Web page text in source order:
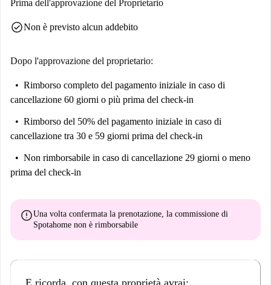
Prima dell'approvazione del Proprietario
check_circleNon è previsto alcun addebito
Dopo l'approvazione del proprietario:
Rimborso completo del pagamento iniziale in caso di
cancellazione 60 giorni o più prima del check-in
Rimborso del 50% del pagamento iniziale in caso di
cancellazione tra 30 e 59 giorni prima del check-in
Non rimborsabile in caso di cancellazione 29 giorni o meno
prima del check-in
errorUna volta confermata la prenotazione, la commissione di
Spotahome non è rimborsabile
E ricorda, con questa proprietà avrai: